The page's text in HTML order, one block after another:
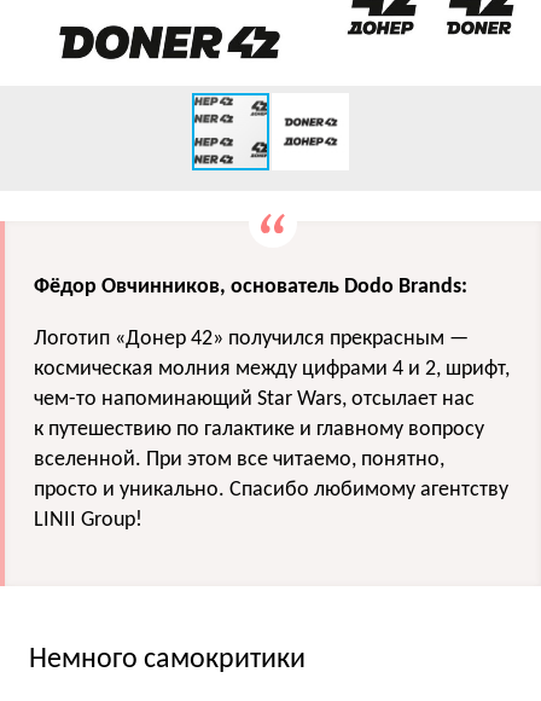
Фёдор Овчинников, основатель Dodo Brands:
Логотип «Донер 42» получился прекрасным —
космическая молния между цифрами 4 и 2, шрифт,
чем-то напоминающий Star Wars, отсылает нас
к путешествию по галактике и главному вопросу
вселенной. При этом все читаемо, понятно,
просто и уникально. Спасибо любимому агентству
LINII Group!
Немного самокритики